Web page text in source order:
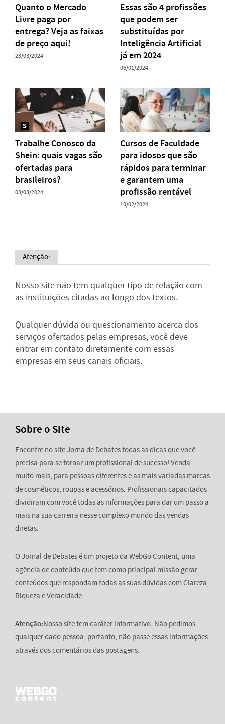
Quanto o Mercado
Livre paga por
entrega? Veja as faixas
de preço aqui!
23/03/2024
Essas são 4 profissões
que podem ser
substituídas por
Inteligência Artificial
já em 2024
06/01/2024
Trabalhe Conosco da
Shein: quais vagas são
ofertadas para
brasileiros?
03/03/2024
Cursos de Faculdade
para idosos que são
rápidos para terminar
e garantem uma
profissão rentável
10/02/2024
Atenção:
Nosso site não tem qualquer tipo de relação com
as instituições citadas ao longo dos textos.
Qualquer dúvida ou questionamento acerca dos
serviços ofertados pelas empresas, você deve
entrar em contato diretamente com essas
empresas em seus canais oficiais.
Sobre o Site
Encontre no site Jorna de Debates todas as dicas que você
precisa para se tornar um profissional de sucesso! Venda
muito mais, para pessoas diferentes e as mais variadas marcas
de cosméticos, roupas e acessórios. Profissionais capacitados
dividiram com você todas as informações para dar um passo a
mais na sua carreira nesse complexo mundo das vendas
diretas.
O Jornal de Debates é um projeto da WebGo Content, uma
agência de conteúdo que tem como principal missão gerar
conteúdos que respondam todas as suas dúvidas com Clareza,
Riqueza e Veracidade.
Atenção:Nosso site tem caráter informativo. Não pedimos
qualquer dado pessoa, portanto, não passe essas informações
através dos comentários das postagens.